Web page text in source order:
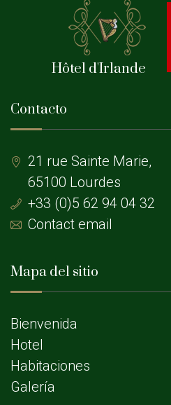
Hôtel d'Irlande
Contacto
21 rue Sainte Marie,
65100 Lourdes
+33 (0)5 62 94 04 32
Contact email
Mapa del sitio
Bienvenida
Hotel
Habitaciones
Galería